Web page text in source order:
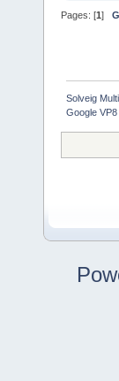
Pages: [1]
Solveig
Google